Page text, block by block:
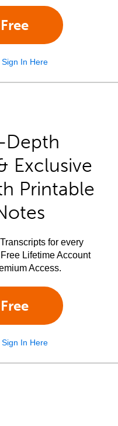
Sign In Here
Depth
Exclusive
Printable
for every
Lifetime Account
Access.
Sign In Here